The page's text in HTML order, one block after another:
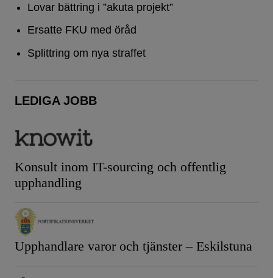
Lovar bättring i ”akuta projekt”
Ersatte FKU med öråd
Splittring om nya straffet
LEDIGA JOBB
Konsult inom IT-sourcing och offentlig
upphandling
Upphandlare varor och tjänster – Eskilstuna